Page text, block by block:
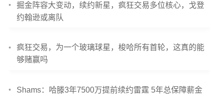
掘金阵容大变动，续约新星，疯狂交易多位核心，戈登
约翰逊或离队
疯狂交易，为一个玻璃球星，梭哈所有首轮，这真的能
够赌赢吗
Shams：哈滕3年7500万提前续约雷霆 5年总保障薪金